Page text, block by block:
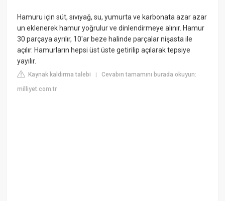
Hamuru için süt, sıvıyağ, su, yumurta ve karbonata azar azar
un eklenerek hamur yoğrulur ve dinlendirmeye alınır. Hamur
30 parçaya ayrılır, 10'ar beze halinde parçalar nişasta ile
açılır. Hamurların hepsi üst üste getirilip açılarak tepsiye
yayılır.
Kaynak kaldırma talebi |Cevabın tamamını burada okuyun:
milliyet.com.tr